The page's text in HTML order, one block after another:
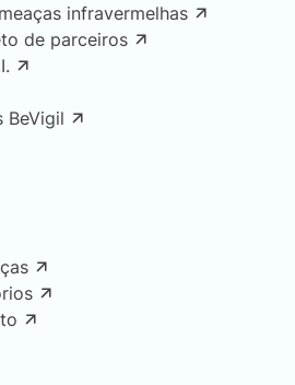
infravermelhas
de parceiros
BeVigil